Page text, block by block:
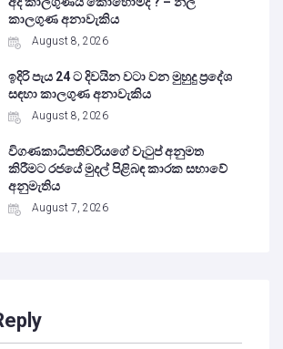
කාලගුණ අනාවැකිය
August 8, 2026
ඉදිරි පැය 24 ට දිවයින වටා වන මුහුදු ප්‍රදේශ
සඳහා කාලගුණ අනාවැකිය
August 8, 2026
විගණකාධිපතිවරියගේ වැටුප් අනුමත
කිරීමට රජයේ මුදල් පිළිබඳ කාරක සභාවේ
අනුමැතිය
August 7, 2026